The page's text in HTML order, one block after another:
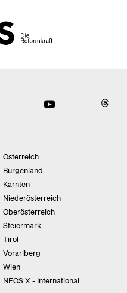
Österreich
Burgenland
Kärnten
Niederösterreich
Oberösterreich
Steiermark
Tirol
Vorarlberg
Wien
NEOS X - International